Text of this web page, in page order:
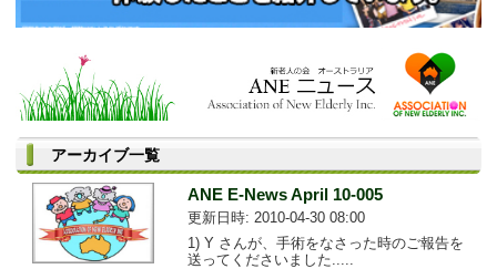
アーカイブ一覧
ANE E-News April 10-005
更新日時: 2010-04-30 08:00
1) Y さんが、手術をなさった時のご報告を
送ってくださいました.....